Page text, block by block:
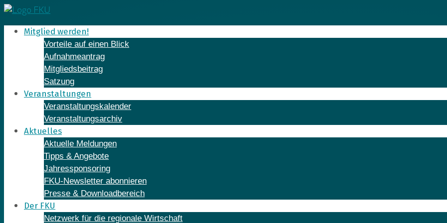
Skip
to
contentMitglied werden!
Vorteile auf einen Blick
Aufnahmeantrag
Mitgliedsbeitrag
Satzung
Veranstaltungen
Veranstaltungskalender
Veranstaltungsarchiv
Aktuelles
Aktuelle Meldungen
Tipps & Angebote
Jahressponsoring
FKU-Newsletter abonnieren
Presse & Downloadbereich
Der FKU
Netzwerk für die regionale Wirtschaft